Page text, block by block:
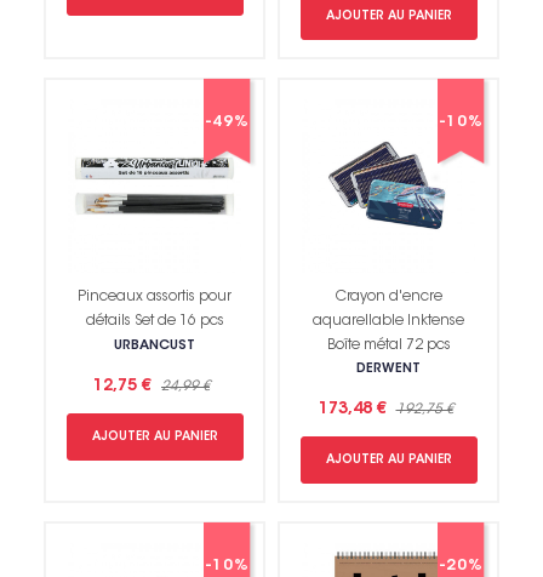
AJOUTER AU PANIER
-49%
Pinceaux assortis pour
détails Set de 16 pcs
URBANCUST
12,75 € 24,99 €
AJOUTER AU PANIER
-10%
Crayon d'encre
aquarellable Inktense
Boîte métal 72 pcs
DERWENT
173,48 € 192,75 €
AJOUTER AU PANIER
-10% -20%